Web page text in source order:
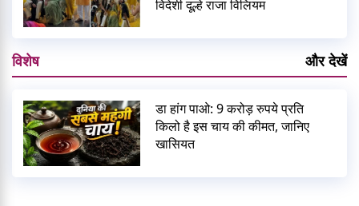
विदेशी दूल्हे राजा विलियम
विशेष और देखें
डा हांग पाओ: 9 करोड़ रुपये प्रति
किलो है इस चाय की कीमत, जानिए
खासियत